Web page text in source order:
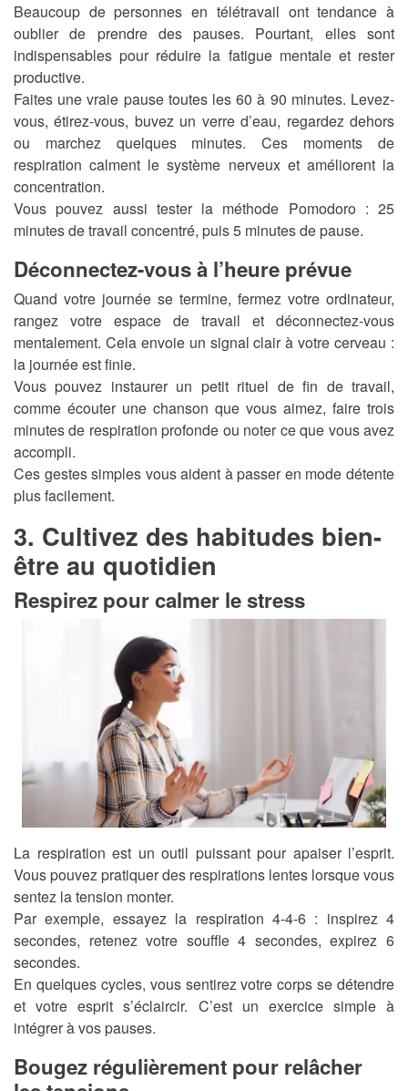
Beaucoup de personnes en télétravail ont tendance à
oublier de prendre des pauses. Pourtant, elles sont
indispensables pour réduire la fatigue mentale et rester
productive.
Faites une vraie pause toutes les 60 à 90 minutes. Levez-
vous, étirez-vous, buvez un verre d’eau, regardez dehors
ou marchez quelques minutes. Ces moments de
respiration calment le système nerveux et améliorent la
concentration.
Vous pouvez aussi tester la méthode Pomodoro : 25
minutes de travail concentré, puis 5 minutes de pause.
Déconnectez-vous à l’heure prévue
Quand votre journée se termine, fermez votre ordinateur,
rangez votre espace de travail et déconnectez-vous
mentalement. Cela envoie un signal clair à votre cerveau :
la journée est finie.
Vous pouvez instaurer un petit rituel de fin de travail,
comme écouter une chanson que vous aimez, faire trois
minutes de respiration profonde ou noter ce que vous avez
accompli.
Ces gestes simples vous aident à passer en mode détente
plus facilement.
3. Cultivez des habitudes bien-
être au quotidien
Respirez pour calmer le stress
La respiration est un outil puissant pour apaiser l’esprit.
Vous pouvez pratiquer des respirations lentes lorsque vous
sentez la tension monter.
Par exemple, essayez la respiration 4-4-6 : inspirez 4
secondes, retenez votre souffle 4 secondes, expirez 6
secondes.
En quelques cycles, vous sentirez votre corps se détendre
et votre esprit s’éclaircir. C’est un exercice simple à
intégrer à vos pauses.
Bougez régulièrement pour relâcher